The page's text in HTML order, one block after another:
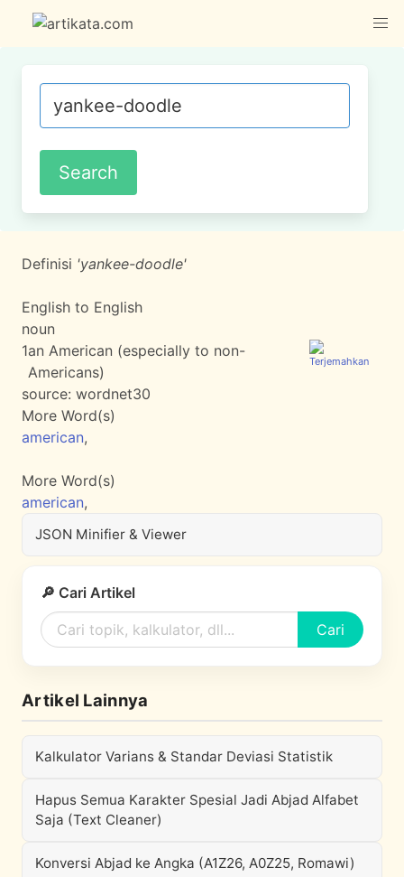
Definisi 'yankee-doodle'
English to English
noun
1an American (especially to non-
Americans)
source: wordnet30
More Word(s)
american,
More Word(s)
american,
JSON Minifier & Viewer
🔎 Cari Artikel
Cari
Artikel Lainnya
Kalkulator Varians & Standar Deviasi Statistik
Hapus Semua Karakter Spesial Jadi Abjad Alfabet
Saja (Text Cleaner)
Konversi Abjad ke Angka (A1Z26, A0Z25, Romawi)